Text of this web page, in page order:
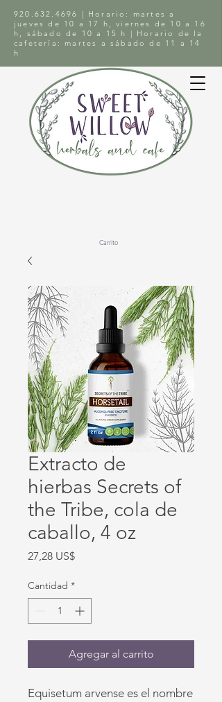
920.632.4696
| Horario: martes a
jueves de 10 a 17 h, viernes de 10 a 16
h, sábado de 10 a 15 h | Horario de la
cafetería: martes a sábado de 11 a 14
h
Carrito
Extracto de
hierbas Secrets of
the Tribe, cola de
caballo, 4 oz
27,28 US$Precio
Cantidad *
Agregar al carrito
Equisetum arvense es el nombre